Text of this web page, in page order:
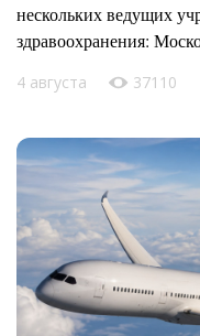
нескольких ведущих
здравоохранения:
4 августа 37110